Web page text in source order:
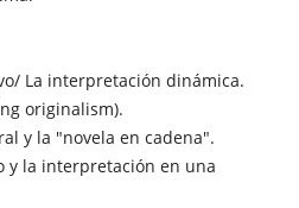
La interpretación dinámica.
originalism).
y la "novela en cadena".
y la interpretación en una